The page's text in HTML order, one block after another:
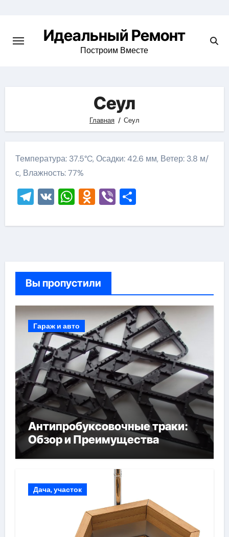
content
Идеальный Ремонт
Построим Вместе
Сеул
Главная Сеул
Температура: 37.5°C, Осадки: 42.6 мм, Ветер: 3.8 м/
с, Влажность: 77%
Telegram
VKWhatsApp
Odnoklassniki
ViberОтправить
Вы пропустили
Гараж и авто
Антипробуксовочные траки:
Обзор и Преимущества
Дача, участок